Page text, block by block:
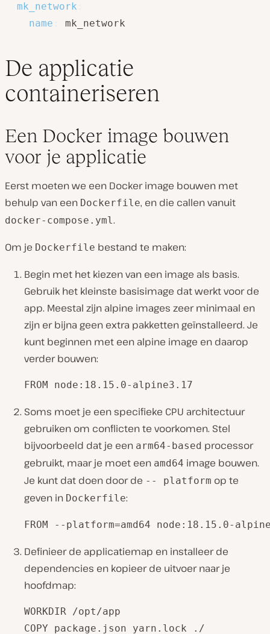
mk_network
name
mk_network
De applicatie
containeriseren
Een Docker image bouwen
voor je applicatie
Eerst moeten we een Docker image bouwen met
behulp van een Dockerfile, en die callen vanuit
docker-compose.yml .
Om je Dockerfile bestand te maken:
Begin met het kiezen van een image als basis.
Gebruik het kleinste basisimage dat werkt voor de
app. Meestal zijn alpine images zeer minimaal en
zijn er bijna geen extra pakketten geïnstalleerd. Je
kunt beginnen met een alpine image en daarop
verder bouwen:
Soms moet je een specifieke CPU architectuur
gebruiken om conflicten te voorkomen. Stel
bijvoorbeeld dat je een arm64-based processor
gebruikt, maar je moet een amd64 image bouwen.
Je kunt dat doen door de -- platform op te
geven in Dockerfile:
Definieer de applicatiemap en installeer de
dependencies en kopieer de uitvoer naar je
hoofdmap:
WORKDIR /opt/app
COPY package.json yarn.lock ./